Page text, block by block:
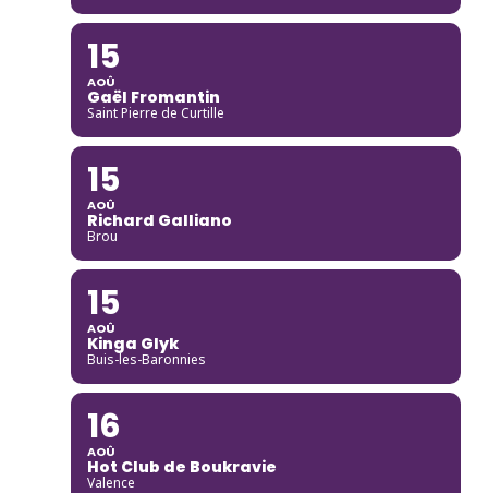
15
AOÛ
Gaël Fromantin
Saint Pierre de Curtille
15
AOÛ
Richard Galliano
Brou
15
AOÛ
Kinga Glyk
Buis-les-Baronnies
16
AOÛ
Hot Club de Boukravie
Valence